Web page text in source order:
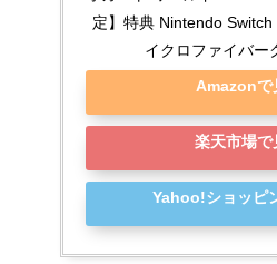
定】特典 Nintendo
イクロファイバー
Amazonで
楽天市場で
Yahoo!ショッピ